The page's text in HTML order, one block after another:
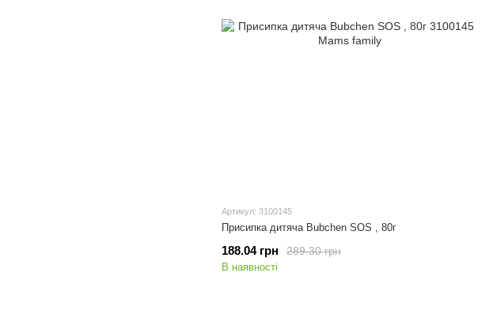
Артикул: 3100145
Присипка дитяча Bubchen SOS , 80г
289.30 грн
188.04 грн
В наявності